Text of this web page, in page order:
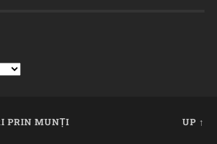
PRIN MUNȚI UP ↑